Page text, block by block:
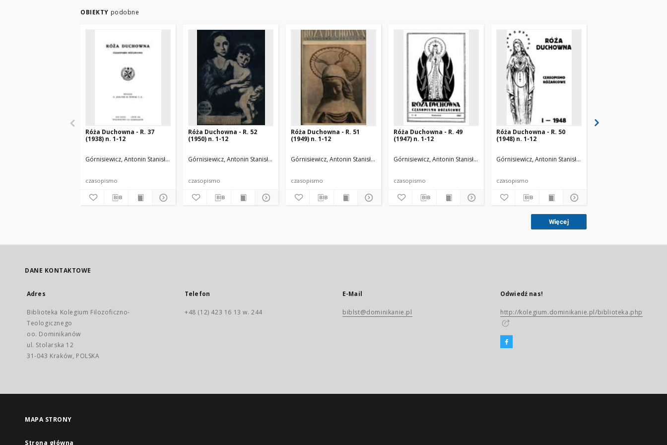
OBIEKTY podobne
Róża Duchowna - R. 37
(1938) n. 1-12
Górnisiewicz, Antonin Stanisław (1871-1948). Red.
czasopismo
Róża Duchowna - R. 52
(1950) n. 1-12
Górnisiewicz, Antonin Stanisław (1871-1948). Red.
czasopismo
Róża Duchowna - R. 51
(1949) n. 1-12
Górnisiewicz, Antonin Stanisław (1871-1948). Red.
czasopismo
Róża Duchowna - R. 49
(1947) n. 1-12
Górnisiewicz, Antonin Stanisław (1871-1948). Red.
czasopismo
Róża Duchowna - R. 50
(1948) n. 1-12
Górnisiewicz, Antonin Stanisław (1871-1948). Red.
czasopismo
Więcej
DANE KONTAKTOWE
Adres
Biblioteka Kolegium Filozoficzno-
Teologicznego
oo. Dominikanów
ul. Stolarska 12
31-043 Kraków, POLSKA
Telefon
+48 (12) 423 16 13 w. 244
E-Mail
biblst@dominikanie.pl
Odwiedź nas!
http://kolegium.dominikanie.pl/biblioteka.php
MAPA STRONY
Strona główna